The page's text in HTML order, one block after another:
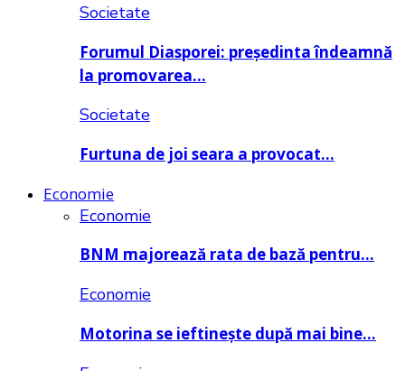
Societate
Forumul Diasporei: președinta îndeamnă
la promovarea…
Societate
Furtuna de joi seara a provocat…
Economie
Economie
BNM majorează rata de bază pentru…
Economie
Motorina se ieftinește după mai bine…